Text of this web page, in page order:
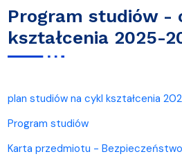
Program studiów -
kształcenia 2025-
plan studiów na cykl kształcenia
Program studiów
Karta przedmiotu -